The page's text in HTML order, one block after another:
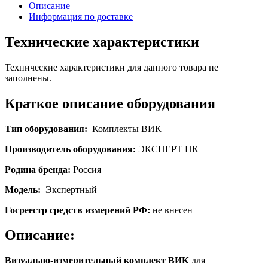
Описание
Информация по доставке
Технические характеристики
Технические характеристики для данного товара не
заполнены.
Краткое описание оборудования
Тип оборудования: Комплекты ВИК
Производитель оборудования: ЭКСПЕРТ НК
Родина бренда: Россия
Модель: Экспертный
Госреестр средств измерений РФ: не внесен
Описание:
Визуально-измерительный комплект ВИК для